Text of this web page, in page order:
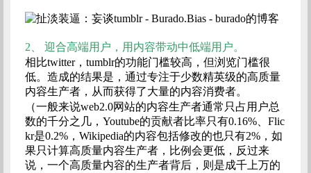
2、
迎合高端用户，用内容带动中低端用户。
相比twitter，tumblr的功能门槛较高，但浏览门槛很
低。造成的结果是，通过专注于少数精英级的高质量
内容生产者，从而获得了大量的内容消费者。
（一般来说web2.0网站的内容生产者通常只占用户总
数的千分之几，Youtube的贡献者比率只有0.16%、Flic
kr是0.2%，Wikipedia的内容包括修改的也只有2%，如
果只计算高质量内容生产者，比例会更低，反过来
说，一个高质量内容的生产者背后，则是成千上万的